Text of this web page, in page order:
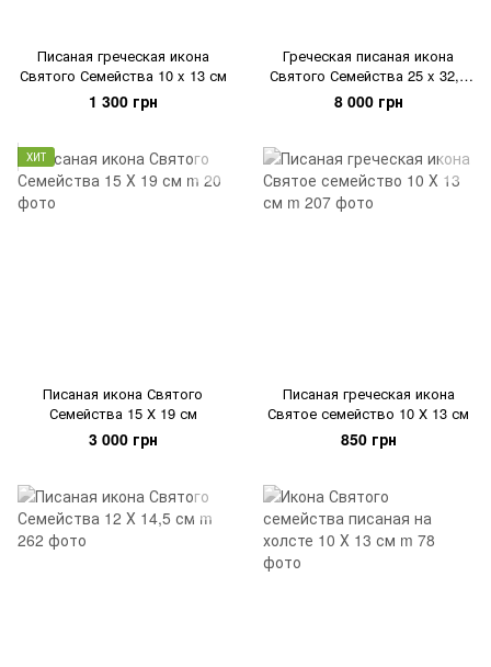
Писаная греческая икона
Святого Семейства 10 x 13 см
1 300 грн
Греческая писаная икона
Святого Семейства 25 x 32,5
см
8 000 грн
ХИТ
Писаная икона Святого
Семейства 15 Х 19 см
3 000 грн
Писаная греческая икона
Святое семейство 10 Х 13 см
850 грн